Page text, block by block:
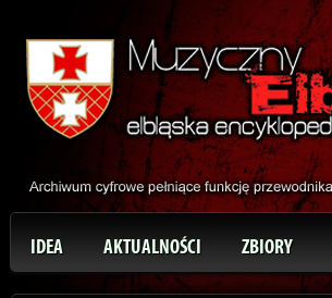
IDEA AKTUALNOŚCI ZBIORY